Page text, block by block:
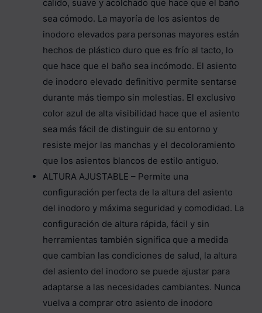
cálido, suave y acolchado que hace que el baño
sea cómodo. La mayoría de los asientos de
inodoro elevados para personas mayores están
hechos de plástico duro que es frío al tacto, lo
que hace que el baño sea incómodo. El asiento
de inodoro elevado definitivo permite sentarse
durante más tiempo sin molestias. El exclusivo
color azul de alta visibilidad hace que el asiento
sea más fácil de distinguir de su entorno y
resiste mejor las manchas y el decoloramiento
que los asientos blancos de estilo antiguo.
ALTURA AJUSTABLE – Permite una
configuración perfecta de la altura del asiento
del inodoro y máxima seguridad y comodidad. La
configuración de altura rápida, fácil y sin
herramientas también significa que a medida
que cambian las condiciones de salud, la altura
del asiento del inodoro se puede ajustar para
adaptarse a las necesidades cambiantes. Nunca
vuelva a comprar otro asiento de inodoro